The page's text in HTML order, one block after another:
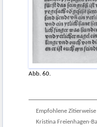
Abb. 60.
Empfohlene Zitierweise
Kristina Freienhagen-